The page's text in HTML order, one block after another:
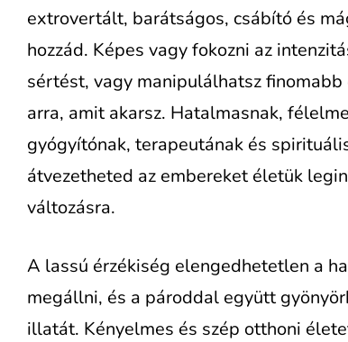
extrovertált, barátságos, csábító és
hozzád. Képes vagy fokozni az
sértést, vagy manipulálhatsz
arra, amit akarsz. Hatalmasnak,
gyógyítónak, terapeutának és
átvezetheted az embereket életük
változásra.
A lassú érzékiség elengedhetetlen a
megállni, és a pároddal együtt
illatát. Kényelmes és szép otthoni